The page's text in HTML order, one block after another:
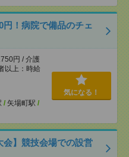
円！病院で備品のチェ
円 / 介護
以上：時給
/ 矢場町駅 /
気になる！
会】競技会場での設営